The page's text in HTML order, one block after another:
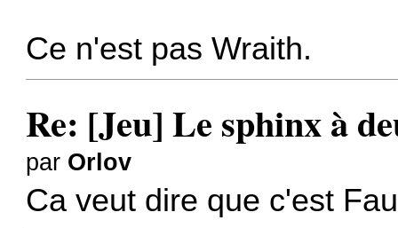
Ce n'est pas Wraith.
Re: [Jeu] Le sphinx à
par Orlov
Ca veut dire que c'est